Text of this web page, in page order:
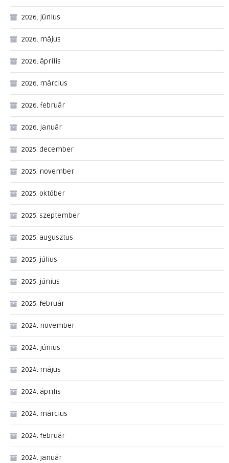
2026. június
2026. május
2026. április
2026. március
2026. február
2026. január
2025. december
2025. november
2025. október
2025. szeptember
2025. augusztus
2025. július
2025. június
2025. február
2024. november
2024. június
2024. május
2024. április
2024. március
2024. február
2024. január